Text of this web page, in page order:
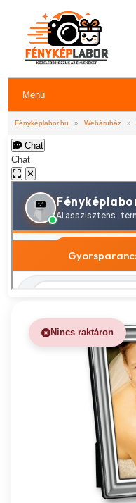
Menü
Fényképlabor.hu » Webáruház »
Chat
Chat
✕
Nincs raktáron